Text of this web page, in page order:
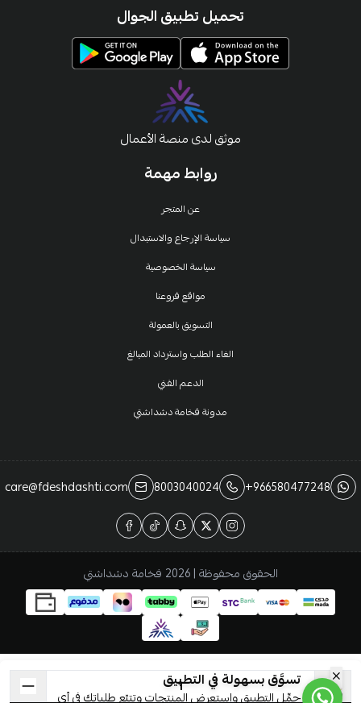
روابط مهمة
عن المتجر
سياسة الإرجاع والاستبدال
سياسة الخصوصية
مواقع فروعنا
التسويق بالعمولة
الغاء الطلب واسترداد المبالغ
الدعم الفني
مدونة فخامة دشداشتي
تحميل تطبيق الجوال
موثق لدى منصة الأعمال
+966580477248
8003040024
care@fdeshdashti.com
الحقوق محفوظة | 2026 فخامة دشداشتي
تسوَّق بسهولة في التطبيق
حمِّل التطبيق واستعرض المنتجات وتتبّع طلباتك في أي